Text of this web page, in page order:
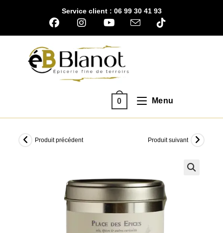
Service client : 06 99 30 41 93
0 Menu
Produit précédent Produit suivant